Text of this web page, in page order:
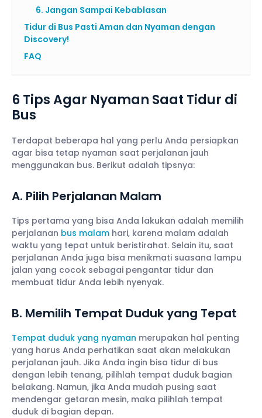
6. Jangan Sampai Kebablasan
Tidur di Bus Pasti Aman dan Nyaman dengan
Discovery!
FAQ
6 Tips Agar Nyaman Saat Tidur di
Bus
Terdapat beberapa hal yang perlu Anda persiapkan
agar bisa tetap nyaman saat perjalanan jauh
menggunakan bus. Berikut adalah tipsnya:
A. Pilih Perjalanan Malam
Tips pertama yang bisa Anda lakukan adalah memilih
perjalanan bus malam hari, karena malam adalah
waktu yang tepat untuk beristirahat. Selain itu, saat
perjalanan Anda juga bisa menikmati suasana lampu
jalan yang cocok sebagai pengantar tidur dan
membuat tidur Anda lebih nyenyak.
B. Memilih Tempat Duduk yang Tepat
Tempat duduk yang nyaman merupakan hal penting
yang harus Anda perhatikan saat akan melakukan
perjalanan jauh. Jika Anda ingin bisa tidur di bus
dengan lebih tenang, pilihlah tempat duduk bagian
belakang. Namun, jika Anda mudah pusing saat
mendengar getaran mesin, maka pilihlah tempat
duduk di bagian depan.